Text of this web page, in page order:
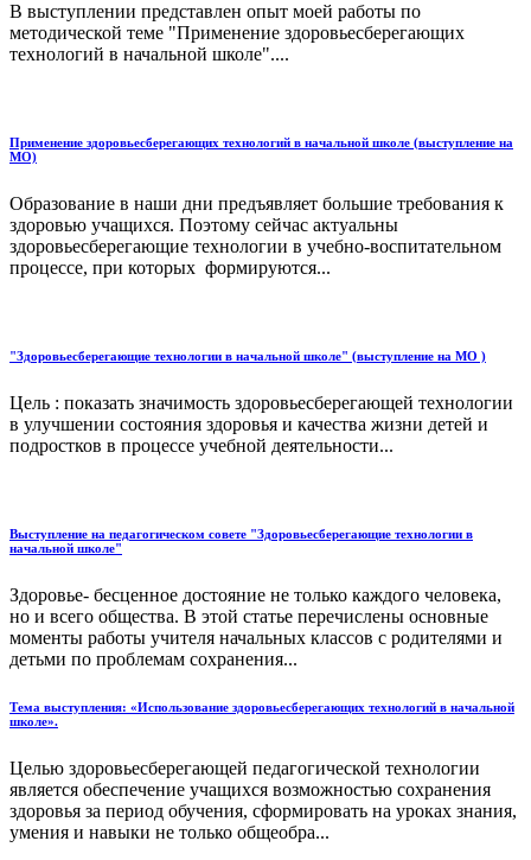
В выступлении представлен опыт моей работы по
методической теме "Применение здоровьесберегающих
технологий в начальной школе"....
Применение здоровьесберегающих технологий в начальной школе (выступление на
МО)
Образование в наши дни предъявляет большие требования к
здоровью учащихся. Поэтому сейчас актуальны
здоровьесберегающие технологии в учебно-воспитательном
процессе, при которых формируются...
"Здоровьесберегающие технологии в начальной школе" (выступление на МО )
Цель : показать значимость здоровьесберегающей технологии
в улучшении состояния здоровья и качества жизни детей и
подростков в процессе учебной деятельности...
Выступление на педагогическом совете "Здоровьесберегающие технологии в
начальной школе"
Здоровье- бесценное достояние не только каждого человека,
но и всего общества. В этой статье перечислены основные
моменты работы учителя начальных классов с родителями и
детьми по проблемам сохранения...
Тема выступления: «Использование здоровьесберегающих технологий в начальной
школе».
Целью здоровьесберегающей педагогической технологии
является обеспечение учащихся возможностью сохранения
здоровья за период обучения, сформировать на уроках знания,
умения и навыки не только общеобра...